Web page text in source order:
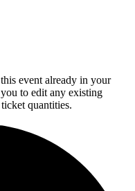
event already in your
to edit any existing
quantities.